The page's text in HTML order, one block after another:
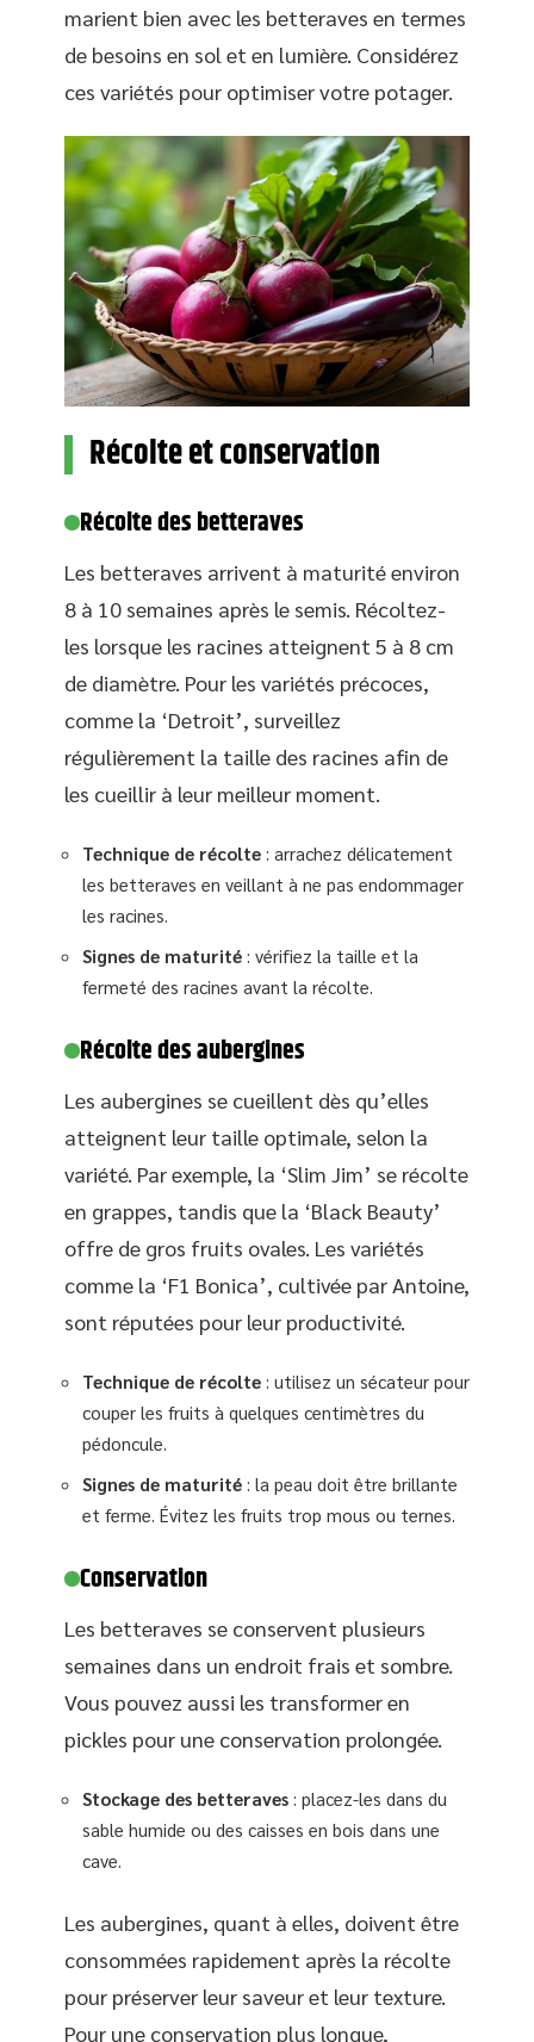
marient bien avec les betteraves en termes
de besoins en sol et en lumière. Considérez
ces variétés pour optimiser votre potager.
Récolte et conservation
Récolte des betteraves
Les betteraves arrivent à maturité environ
8 à 10 semaines après le semis. Récoltez-
les lorsque les racines atteignent 5 à 8 cm
de diamètre. Pour les variétés précoces,
comme la ‘Detroit’, surveillez
régulièrement la taille des racines afin de
les cueillir à leur meilleur moment.
Technique de récolte : arrachez délicatement
les betteraves en veillant à ne pas endommager
les racines.
Signes de maturité : vérifiez la taille et la
fermeté des racines avant la récolte.
Récolte des aubergines
Les aubergines se cueillent dès qu’elles
atteignent leur taille optimale, selon la
variété. Par exemple, la ‘Slim Jim’ se récolte
en grappes, tandis que la ‘Black Beauty’
offre de gros fruits ovales. Les variétés
comme la ‘F1 Bonica’, cultivée par Antoine,
sont réputées pour leur productivité.
Technique de récolte : utilisez un sécateur pour
couper les fruits à quelques centimètres du
pédoncule.
Signes de maturité : la peau doit être brillante
et ferme. Évitez les fruits trop mous ou ternes.
Conservation
Les betteraves se conservent plusieurs
semaines dans un endroit frais et sombre.
Vous pouvez aussi les transformer en
pickles pour une conservation prolongée.
Stockage des betteraves : placez-les dans du
sable humide ou des caisses en bois dans une
cave.
Les aubergines, quant à elles, doivent être
consommées rapidement après la récolte
pour préserver leur saveur et leur texture.
Pour une conservation plus longue,